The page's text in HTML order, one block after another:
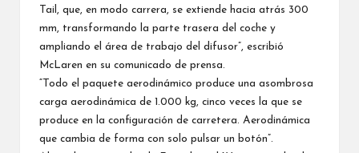
Tail, que, en modo carrera, se extiende hacia atrás 300
mm, transformando la parte trasera del coche y
ampliando el área de trabajo del difusor”, escribió
McLaren en su comunicado de prensa.
“Todo el paquete aerodinámico produce una asombrosa
carga aerodinámica de 1.000 kg, cinco veces la que se
produce en la configuración de carretera. Aerodinámica
que cambia de forma con solo pulsar un botón”.